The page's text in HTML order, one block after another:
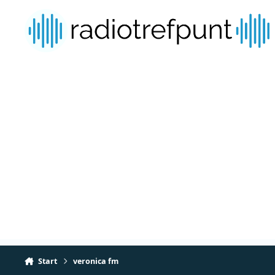
Start veronica fm